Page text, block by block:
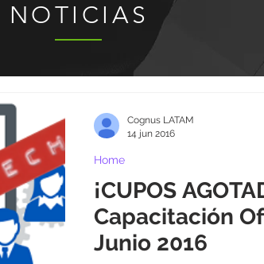
NOTICIAS
¡CUPOS
Capacitación
Junio 2016
Home
Cognus LATAM
14 jun 2016